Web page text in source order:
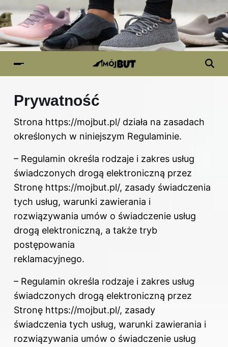
Prywatność
Strona https://mojbut.pl/ działa na zasadach
określonych w niniejszym Regulaminie.
– Regulamin określa rodzaje i zakres usług
świadczonych drogą elektroniczną przez
Stronę https://mojbut.pl/, zasady świadczenia
tych usług, warunki zawierania i
rozwiązywania umów o świadczenie usług
drogą elektroniczną, a także tryb
postępowania
reklamacyjnego.
– Regulamin określa rodzaje i zakres usług
świadczonych drogą elektroniczną przez
Stronę https://mojbut.pl/, zasady
świadczenia tych usług, warunki zawierania i
rozwiązywania umów o świadczenie usług